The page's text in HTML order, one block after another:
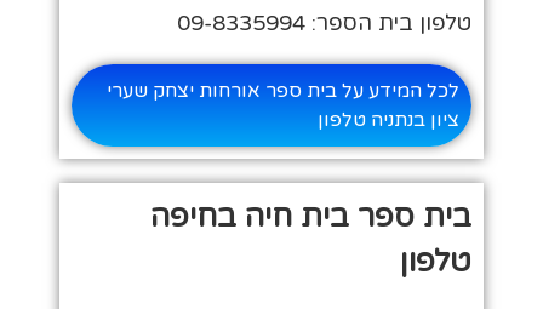
טלפון בית הספר: 09-8335994
לכל המידע על בית ספר אורחות יצחק שערי
ציון בנתניה טלפון
בית ספר בית חיה בחיפה
טלפון